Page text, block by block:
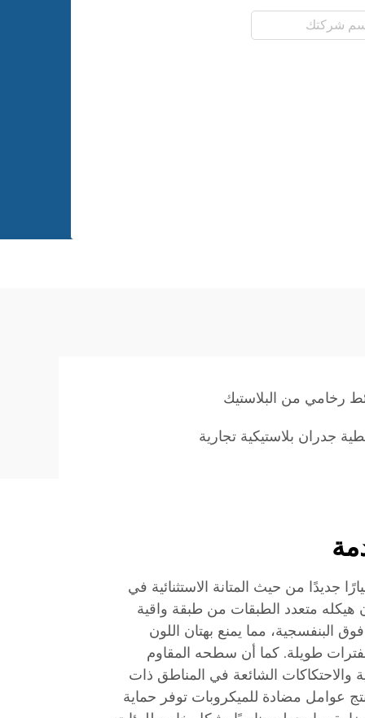
رخامي من البلاستيك
جدران بلاستيكية تجارية
الحائط التجاري 54 معيارًا جديدًا من حيث المتانة الاستثنائية في
هيكله متعدد الطبقات من طبقة واقية
البنفسجية، مما يمنع بهتان اللون
طويلة. كما أن سطحه المقاوم
والاحتكاكات الشائعة في المناطق ذات
عوامل مضادة للميكروبات توفر حماية